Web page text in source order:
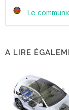
Le
A LIRE